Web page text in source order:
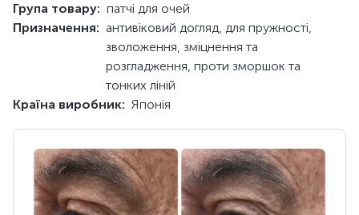
Група товару: патчі для очей
Призначення: антивіковий догляд, для пружності,
зволоження, зміцнення та
розгладження, проти зморшок та
тонких ліній
Країна виробник: Японія